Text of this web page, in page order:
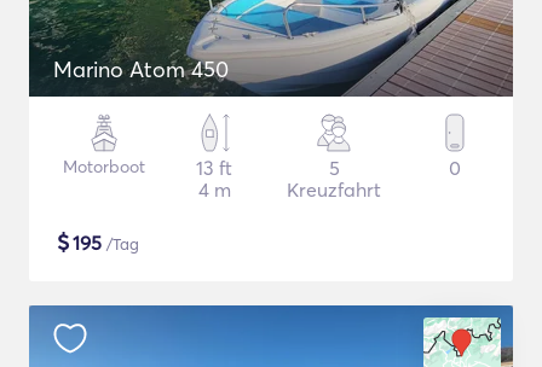
Marino Atom 450
Motorboot
13 ft
4 m
5
Kreuzfahrt
0
$195 /Tag